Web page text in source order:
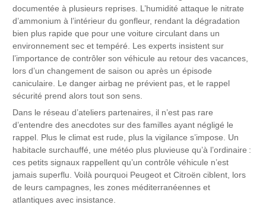
documentée à plusieurs reprises. L’humidité attaque le nitrate
d’ammonium à l’intérieur du gonfleur, rendant la dégradation
bien plus rapide que pour une voiture circulant dans un
environnement sec et tempéré. Les experts insistent sur
l’importance de contrôler son véhicule au retour des vacances,
lors d’un changement de saison ou après un épisode
caniculaire. Le danger airbag ne prévient pas, et le rappel
sécurité prend alors tout son sens.
Dans le réseau d’ateliers partenaires, il n’est pas rare
d’entendre des anecdotes sur des familles ayant négligé le
rappel. Plus le climat est rude, plus la vigilance s’impose. Un
habitacle surchauffé, une météo plus pluvieuse qu’à l’ordinaire :
ces petits signaux rappellent qu’un contrôle véhicule n’est
jamais superflu. Voilà pourquoi Peugeot et Citroën ciblent, lors
de leurs campagnes, les zones méditerranéennes et
atlantiques avec insistance.